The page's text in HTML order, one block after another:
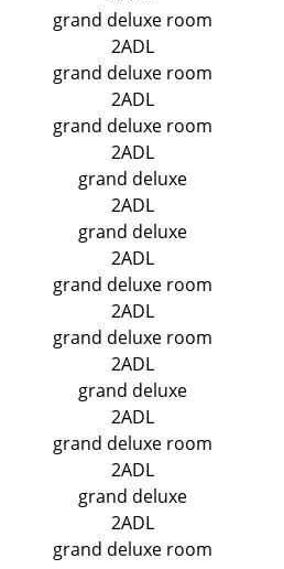
grand deluxe room
2ADL
grand deluxe room
2ADL
grand deluxe room
2ADL
grand deluxe
2ADL
grand deluxe
2ADL
grand deluxe room
2ADL
grand deluxe room
2ADL
grand deluxe
2ADL
grand deluxe room
2ADL
grand deluxe
2ADL
grand deluxe room